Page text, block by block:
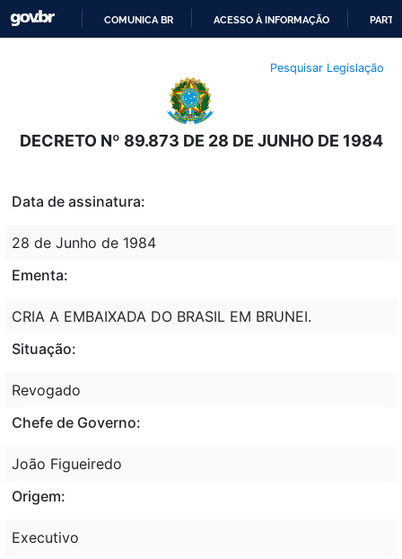
O
CONTEÚDO
COMUNICA BR ACESSO À INFORMAÇÃO
Pesquisar Legislação
DECRETO Nº 89.873 DE 28 DE JUNHO DE 1984
Data de assinatura:
28 de Junho de 1984
Ementa:
CRIA A EMBAIXADA DO BRASIL EM BRUNEI.
Situação:
Revogado
Chefe de Governo:
João Figueiredo
Origem:
Executivo